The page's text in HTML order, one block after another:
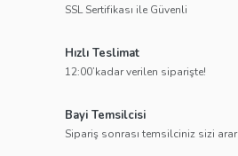
SSL Sertifikası ile Güvenli
Hızlı Teslimat
12:00’kadar verilen siparişte!
Bayi Temsilcisi
Sipariş sonrası temsilciniz sizi arar